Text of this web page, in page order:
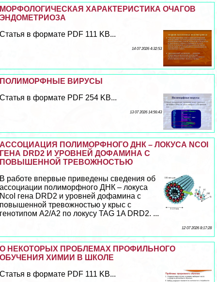
МОРФОЛОГИЧЕСКАЯ ХАРАКТЕРИСТИКА ОЧАГОВ
ЭНДОМЕТРИОЗА
Статья в формате PDF 111 KB...
14 07 2026 4:32:53
ПОЛИМОРФНЫЕ ВИРУСЫ
Статья в формате PDF 254 KB...
13 07 2026 14:56:43
АССОЦИАЦИЯ ПОЛИМОРФНОГО ДНК – ЛОКУСА NCOI
ГЕНА DRD2 И УРОВНЕЙ ДОФАМИНА С
ПОВЫШЕННОЙ ТРЕВОЖНОСТЬЮ
В работе впервые приведены сведения об
ассоциации полиморфного ДНК – локуса
NcoI гена DRD2 и уровней дофамина с
повышенной тревожностью у крыс с
генотипом А2/А2 по локусу TAG 1A DRD2. ...
12 07 2026 8:17:28
О НЕКОТОРЫХ ПРОБЛЕМАХ ПРОФИЛЬНОГО
ОБУЧЕНИЯ ХИМИИ В ШКОЛЕ
Статья в формате PDF 111 KB...